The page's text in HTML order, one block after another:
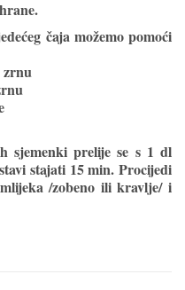
čaja možemo pomoći
zrnu
sjemenki prelije se s 1 dl
stajati 15 min. Procijedi
/zobeno ili kravlje/ i